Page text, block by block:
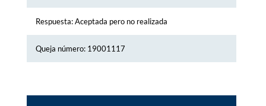
Respuesta: Aceptada pero no realizada
Queja número: 19001117